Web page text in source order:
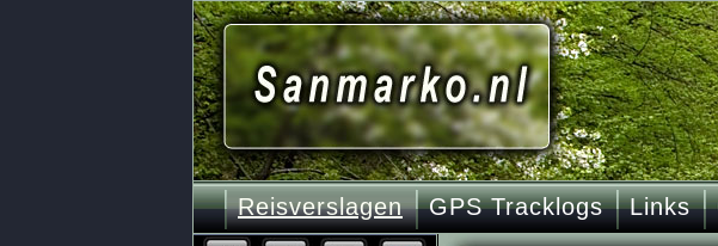
Reisverslagen GPS Tracklogs Links